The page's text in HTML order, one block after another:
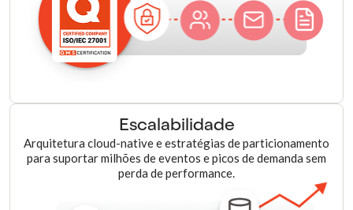
Escalabilidade
Arquitetura cloud-native e estratégias de particionamento
para suportar milhões de eventos e picos de demanda sem
perda de performance.